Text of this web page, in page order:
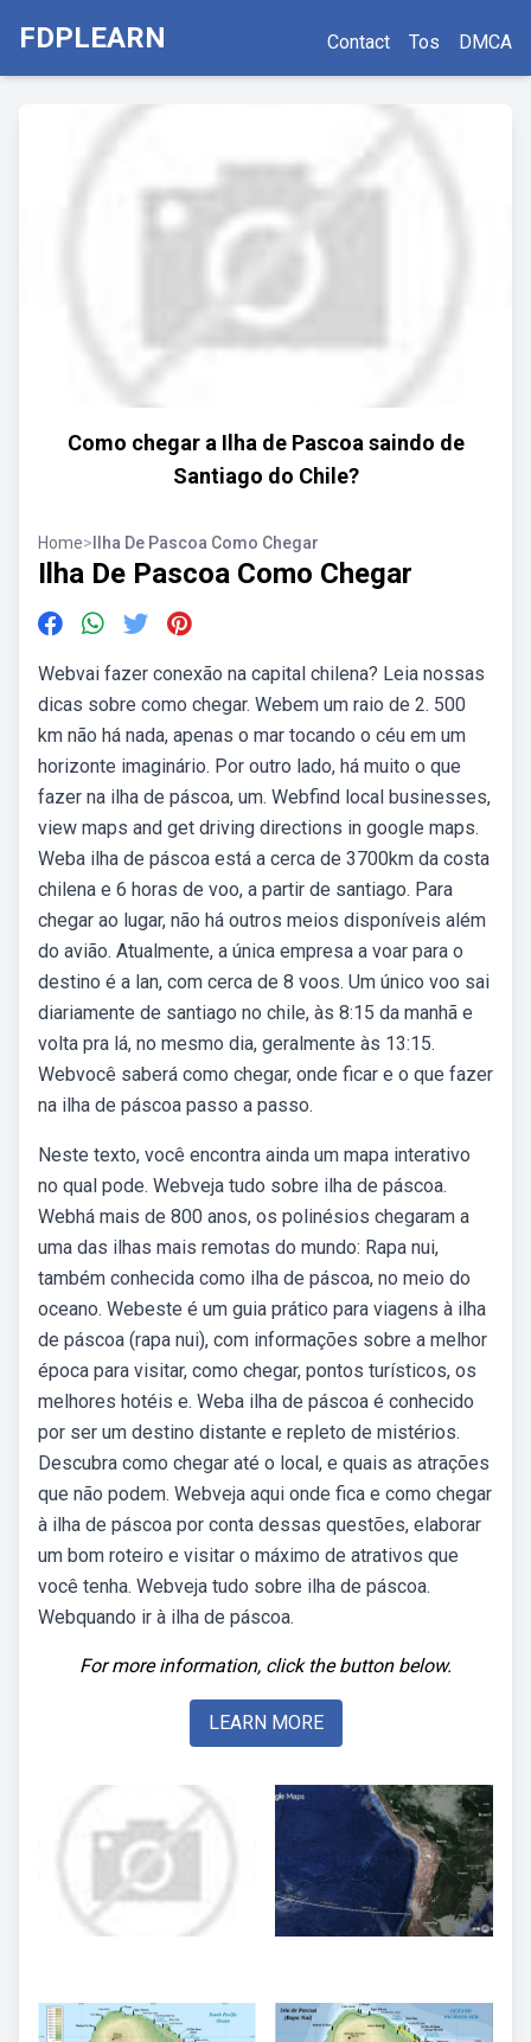
FDPLEARN Contact Tos DMCA
Como chegar a Ilha de Pascoa saindo de
Santiago do Chile?
Home> Ilha De Pascoa Como Chegar
Ilha De Pascoa Como Chegar
Webvai fazer conexão na capital chilena? Leia nossas
dicas sobre como chegar. Webem um raio de 2. 500
km não há nada, apenas o mar tocando o céu em um
horizonte imaginário. Por outro lado, há muito o que
fazer na ilha de páscoa, um. Webfind local businesses,
view maps and get driving directions in google maps.
Weba ilha de páscoa está a cerca de 3700km da costa
chilena e 6 horas de voo, a partir de santiago. Para
chegar ao lugar, não há outros meios disponíveis além
do avião. Atualmente, a única empresa a voar para o
destino é a lan, com cerca de 8 voos. Um único voo sai
diariamente de santiago no chile, às 8:15 da manhã e
volta pra lá, no mesmo dia, geralmente às 13:15.
Webvocê saberá como chegar, onde ficar e o que fazer
na ilha de páscoa passo a passo.
Neste texto, você encontra ainda um mapa interativo
no qual pode. Webveja tudo sobre ilha de páscoa.
Webhá mais de 800 anos, os polinésios chegaram a
uma das ilhas mais remotas do mundo: Rapa nui,
também conhecida como ilha de páscoa, no meio do
oceano. Webeste é um guia prático para viagens à ilha
de páscoa (rapa nui), com informações sobre a melhor
época para visitar, como chegar, pontos turísticos, os
melhores hotéis e. Weba ilha de páscoa é conhecido
por ser um destino distante e repleto de mistérios.
Descubra como chegar até o local, e quais as atrações
que não podem. Webveja aqui onde fica e como chegar
à ilha de páscoa por conta dessas questões, elaborar
um bom roteiro e visitar o máximo de atrativos que
você tenha. Webveja tudo sobre ilha de páscoa.
Webquando ir à ilha de páscoa.
For more information, click the button below.
LEARN MORE